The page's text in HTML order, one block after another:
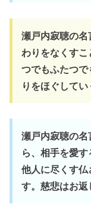
瀬戸内寂聴の
わりをなくす
つでもふたつ
りをほぐしてい
瀬戸内寂聴の
ら、相手を愛
他人に尽くす
す。慈悲はお返